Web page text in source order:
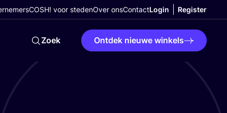
COSH! voor stedenOver onsContactLogin Register
Zoek Ontdek nieuwe winkels